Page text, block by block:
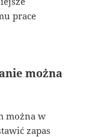
prace
można
można w
zapas